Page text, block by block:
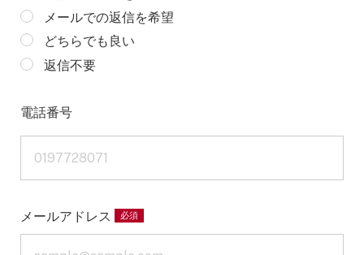
メールでの返信を希望
どちらでも良い
返信不要
電話番号
メールアドレス